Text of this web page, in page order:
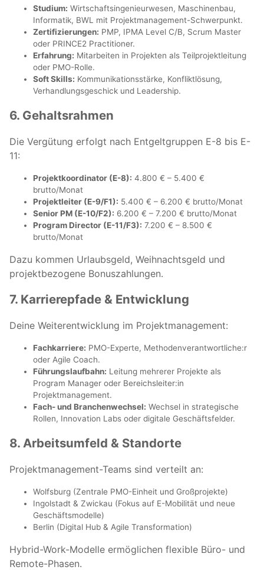
Studium: Wirtschaftsingenieurwesen, Maschinenbau,
Informatik, BWL mit Projektmanagement-Schwerpunkt.
Zertifizierungen: PMP, IPMA Level C/B, Scrum Master
oder PRINCE2 Practitioner.
Erfahrung: Mitarbeiten in Projekten als Teilprojektleitung
oder PMO-Rolle.
Soft Skills: Kommunikationsstärke, Konfliktlösung,
Verhandlungsgeschick und Leadership.
6. Gehaltsrahmen
Die Vergütung erfolgt nach Entgeltgruppen E-8 bis E-
11:
Projektkoordinator (E-8): 4.800 € – 5.400 €
brutto/Monat
Projektleiter (E-9/F1): 5.400 € – 6.200 € brutto/Monat
Senior PM (E-10/F2): 6.200 € – 7.200 € brutto/Monat
Program Director (E-11/F3): 7.200 € – 8.500 €
brutto/Monat
Dazu kommen Urlaubsgeld, Weihnachtsgeld und
projektbezogene Bonuszahlungen.
7. Karrierepfa­de & Entwicklung
Deine Weiterentwicklung im Projektmanagement:
Fachkarriere: PMO-Experte, Methoden­verantwortliche:r
oder Agile Coach.
Führungslaufbahn: Leitung mehrerer Projekte als
Program Manager oder Bereichsleiter:in
Projektmanagement.
Fach- und Branchenwechsel: Wechsel in strategische
Rollen, Innovation Labs oder digitale Geschäftsfelder.
8. Arbeitsumfeld & Standorte
Projektmanagement-Teams sind verteilt an:
Wolfsburg (Zentrale PMO-Einheit und Großprojekte)
Ingolstadt & Zwickau (Fokus auf E-Mobilität und neue
Geschäftsmodelle)
Berlin (Digital Hub & Agile Transformation)
Hybrid-Work-Modelle ermöglichen flexible Büro- und
Remote-Phasen.